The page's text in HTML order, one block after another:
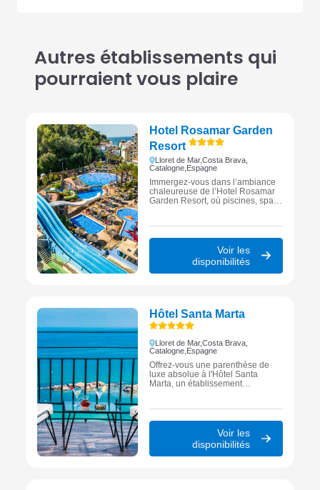
Autres établissements qui
pourraient vous plaire
Hotel Rosamar Garden
Resort
Lloret de Mar,Costa Brava,
Catalogne, Espagne
Immergez-vous dans l’ambiance
chaleureuse de l’Hotel Rosamar
Garden Resort, où piscines, spa,
vacances inoubliables en famille
à Lloret de Mar.
Voir les
disponibilités
Hôtel Santa Marta
Lloret de Mar,Costa Brava,
Catalogne, Espagne
Offrez-vous une parenthèse de
luxe absolue à l'Hôtel Santa
Marta, un établissement
Santa Cristina, idéal pour un
séjour d'exception entre nature et
Méditerranée à Lloret de Mar.
Voir les
disponibilités